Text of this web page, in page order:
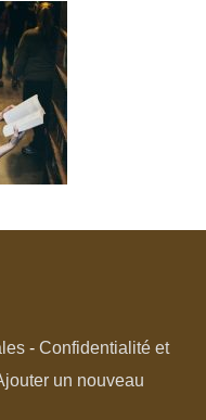
- Confidentialité et
un nouveau